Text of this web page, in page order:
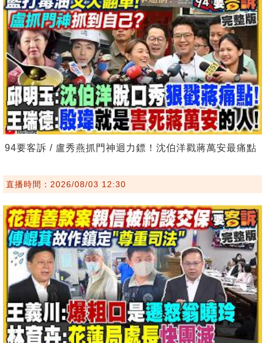
94要客訴 / 盧秀燕抓門神迴力鏢！沈伯洋戳蔣萬安最痛點
直播時間：2026/08/03 12:30